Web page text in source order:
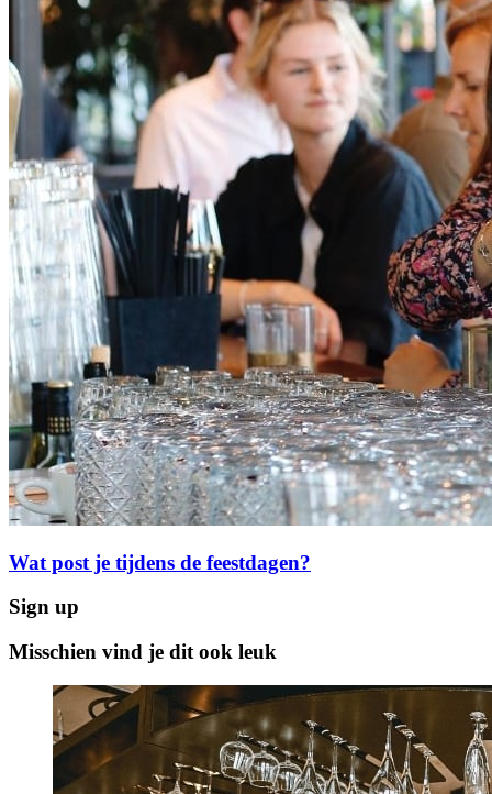
Wat post je tijdens de feestdagen?
Sign up
Misschien vind je dit ook leuk